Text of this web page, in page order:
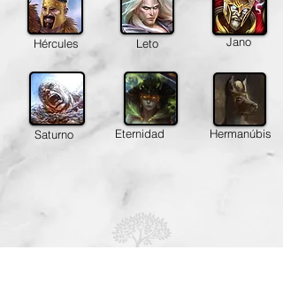
Hércules
Saturno
Leto
Eternidad
Jano
Hermanúbis